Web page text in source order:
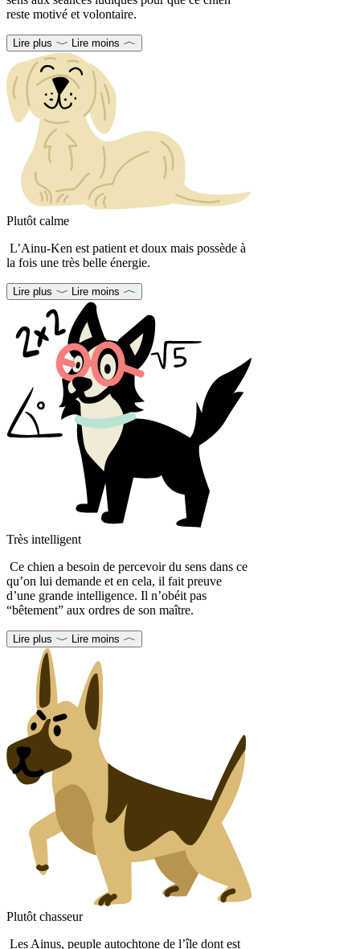
reste motivé et volontaire.
Lire plus Lire moins
Plutôt calme
L’Ainu-Ken est patient et doux mais possède à
la fois une très belle énergie.
Lire plus Lire moins
Très intelligent
Ce chien a besoin de percevoir du sens dans ce
qu’on lui demande et en cela, il fait preuve
d’une grande intelligence. Il n’obéit pas
“bêtement” aux ordres de son maître.
Lire plus Lire moins
Plutôt chasseur
Les Ainus, peuple autochtone de l’île dont est